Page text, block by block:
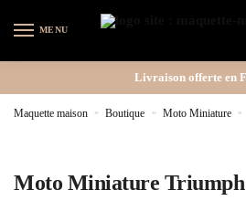
MENU
Livraison offerte en
Maquette maison » Boutique » Moto Miniature »
Moto Miniature